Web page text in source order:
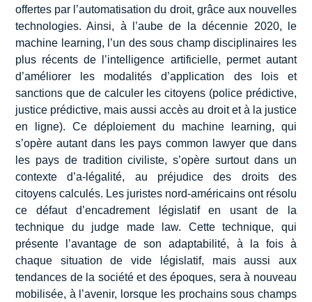
offertes par l’automatisation du droit, grâce aux nouvelles
technologies. Ainsi, à l’aube de la décennie 2020, le
machine learning, l’un des sous champ disciplinaires les
plus récents de l’intelligence artificielle, permet autant
d’améliorer les modalités d’application des lois et
sanctions que de calculer les citoyens (police prédictive,
justice prédictive, mais aussi accès au droit et à la justice
en ligne). Ce déploiement du machine learning, qui
s’opère autant dans les pays common lawyer que dans
les pays de tradition civiliste, s’opère surtout dans un
contexte d’a-légalité, au préjudice des droits des
citoyens calculés. Les juristes nord-américains ont résolu
ce défaut d’encadrement législatif en usant de la
technique du judge made law. Cette technique, qui
présente l’avantage de son adaptabilité, à la fois à
chaque situation de vide législatif, mais aussi aux
tendances de la société et des époques, sera à nouveau
mobilisée, à l’avenir, lorsque les prochains sous champs